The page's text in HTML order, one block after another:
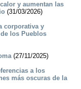
y aumentan las
(31/03/2026)
corporativa y
los Pueblos
(27/11/2025)
a los
más oscuras de la